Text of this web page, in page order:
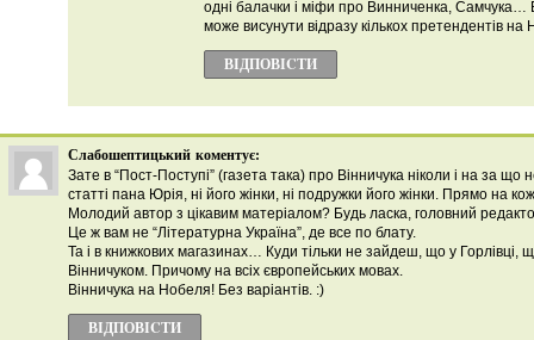
одні балачки і міфи про Винниченка, Самчука…
може висунути відразу кількох претендентів
ВІДПОВІCТИ
Слабошептицький коментує:
Зате в “Пост-Поступі” (газета така) про Вінничука ніколи і на за що
статті пана Юрія, ні його жінки, ні подружки його жінки. Прямо на
Молодий автор з цікавим матеріалом? Будь ласка, головний
Це ж вам не “Літературна Україна”, де все по блату.
Та і в книжкових магазинах… Куди тільки не зайдеш, що у Горлівці,
Вінничуком. Причому на всіх європейських мовах.
Вінничука на Нобеля! Без варіантів. :)
ВІДПОВІCТИ